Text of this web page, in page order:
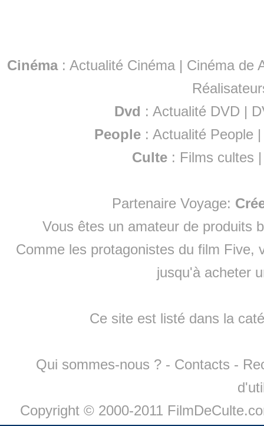
Cinéma: Actualité Cinéma | Cinéma de
Dvd : Actualité DVD |
People :Actualité People
Culte : Films cultes
Partenaire Voyage:
Vous êtes un amateur de produits
Comme les protagonistes du film Five,
jusqu'à acheter
Ce site est listé dans la
Qui sommes-nous ? - Contacts -
Copyright © 2000-2011